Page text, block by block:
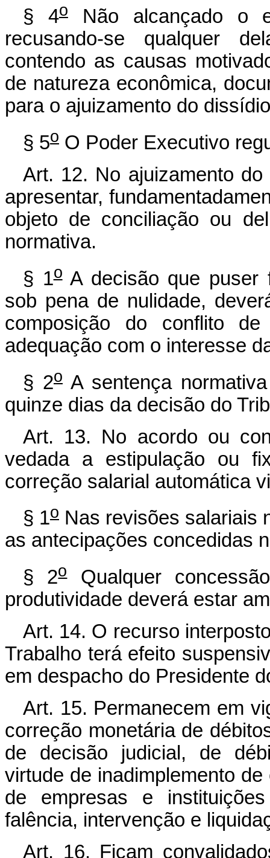
§ 4oNão alcançado o
recusando-se qualquer
contendo as causas
de natureza econômica,
para o ajuizamento do
§ 5o O Poder Executivo
Art. 12. No ajuizamento
apresentar,
objeto de conciliação ou
normativa.
§ 1oA decisão que puser
sob pena de nulidade,
composição do conflito
adequação com o interesse
§ 2o A sentença
quinze dias da decisão do
Art. 13. No acordo ou
vedada a estipulação ou
correção salarial automática
§ 1o Nas revisões salariais
as antecipações concedidas
§ 2oQualquer
produtividade deverá estar
Art. 14. O recurso
Trabalho terá efeito
em despacho do Presidente
Art. 15. Permanecem em
correção monetária de
de decisão judicial, de
virtude de inadimplemento
de empresas e
falência, intervenção e
Art. 16. Ficam